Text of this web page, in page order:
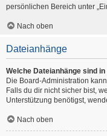
persönlichen Bereich unter
Nach oben
Dateianhänge
Welche Dateianhänge sind
Die Board-Administration
Falls du dir nicht sicher bist,
Unterstützung benötigst,
Nach oben